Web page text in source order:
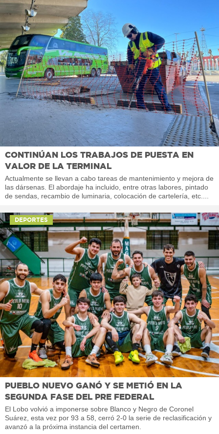
CONTINÚAN LOS TRABAJOS DE PUESTA EN
VALOR DE LA TERMINAL
Actualmente se llevan a cabo tareas de mantenimiento y mejora de
las dársenas. El abordaje ha incluido, entre otras labores, pintado
de sendas, recambio de luminaria, colocación de cartelería, etc....
DEPORTES
PUEBLO NUEVO GANÓ Y SE METIÓ EN LA
SEGUNDA FASE DEL PRE FEDERAL
El Lobo volvió a imponerse sobre Blanco y Negro de Coronel
Suárez, esta vez por 93 a 58, cerró 2-0 la serie de reclasificación y
avanzó a la próxima instancia del certamen.